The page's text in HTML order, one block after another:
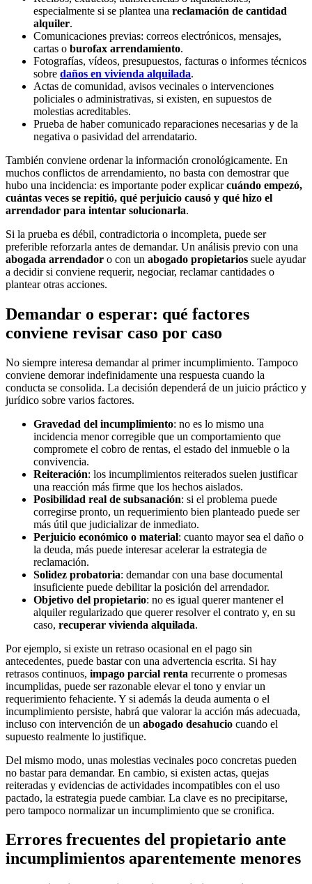
especialmente si se plantea una reclamación de cantidad
alquiler.
Comunicaciones previas: correos electrónicos, mensajes,
cartas o burofax arrendamiento.
Fotografías, vídeos, presupuestos, facturas o informes técnicos
sobre daños en vivienda alquilada.
Actas de comunidad, avisos vecinales o intervenciones
policiales o administrativas, si existen, en supuestos de
molestias acreditables.
Prueba de haber comunicado reparaciones necesarias y de la
negativa o pasividad del arrendatario.
También conviene ordenar la información cronológicamente. En
muchos conflictos de arrendamiento, no basta con demostrar que
hubo una incidencia: es importante poder explicarcuándo empezó,
cuántas veces se repitió, qué perjuicio causó y qué hizo el
arrendador para intentar solucionarla.
Si la prueba es débil, contradictoria o incompleta, puede ser
preferible reforzarla antes de demandar. Un análisis previo con una
abogada arrendador o con un abogado propietarios suele ayudar
a decidir si conviene requerir, negociar, reclamar cantidades o
plantear otras acciones.
Demandar o esperar: qué factores
conviene revisar caso por caso
No siempre interesa demandar al primer incumplimiento. Tampoco
conviene demorar indefinidamente una respuesta cuando la
conducta se consolida. La decisión dependerá de un juicio práctico y
jurídico sobre varios factores.
Gravedad del incumplimiento: no es lo mismo una
incidencia menor corregible que un comportamiento que
compromete el cobro de rentas, el estado del inmueble o la
convivencia.
Reiteración: los incumplimientos reiterados suelen justificar
una reacción más firme que los hechos aislados.
Posibilidad real de subsanación: si el problema puede
corregirse pronto, un requerimiento bien planteado puede ser
más útil que judicializar de inmediato.
Perjuicio económico o material: cuanto mayor sea el daño o
la deuda, más puede interesar acelerar la estrategia de
reclamación.
Solidez probatoria: demandar con una base documental
insuficiente puede debilitar la posición del arrendador.
Objetivo del propietario: no es igual querer mantener el
alquiler regularizado que querer resolver el contrato y, en su
caso, recuperar vivienda alquilada.
Por ejemplo, si existe un retraso ocasional en el pago sin
antecedentes, puede bastar con una advertencia escrita. Si hay
retrasos continuos, impago parcial renta recurrente o promesas
incumplidas, puede ser razonable elevar el tono y enviar un
requerimiento fehaciente. Y si además la deuda aumenta o el
incumplimiento persiste, habrá que valorar la acción más adecuada,
incluso con intervención de un abogado desahucio cuando el
supuesto realmente lo justifique.
Del mismo modo, unas molestias vecinales poco concretas pueden
no bastar para demandar. En cambio, si existen actas, quejas
reiteradas y evidencias de actividades incompatibles con el uso
pactado, la estrategia puede cambiar. La clave es no precipitarse,
pero tampoco normalizar un incumplimiento que se cronifica.
Errores frecuentes del propietario ante
incumplimientos aparentemente menores